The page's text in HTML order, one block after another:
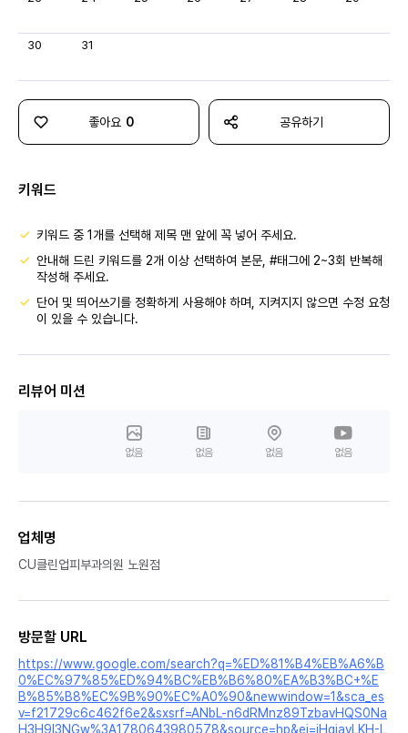
30 31
좋아요 0 공유하기
키워드
키워드 중 1개를 선택해 제목 맨 앞에 꼭 넣어 주세요.
안내해 드린 키워드를 2개 이상 선택하여 본문, #태그에 2~3회 반복해
작성해 주세요.
단어 및 띄어쓰기를 정확하게 사용해야 하며, 지켜지지 않으면 수정 요청
이 있을 수 있습니다.
리뷰어 미션
없음 없음 없음 없음
업체명
CU클린업피부과의원 노원점
방문할 URL
https://www.google.com/search?q=%ED%81%B4%EB%A6%B
0%EC%97%85%ED%94%BC%EB%B6%80%EA%B3%BC+%E
B%85%B8%EC%9B%90%EC%A0%90&newwindow=1&sca_es
v=f21729c6c462f6e2&sxsrf=ANbL-n6dRMnz89TzbavHQS0Na
H3H9I3NGw%3A1780643980578&source=hp&ei=jHgiavLKH-L